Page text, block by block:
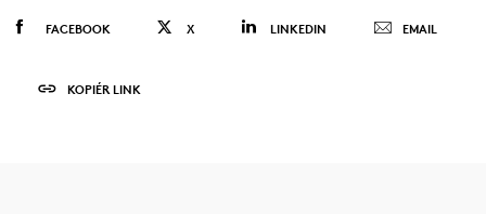
FACEBOOK X LINKEDIN EMAIL
KOPIÉR LINK